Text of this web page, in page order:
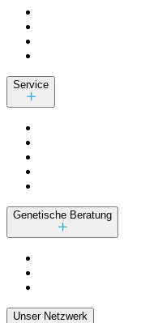
Service
Genetische Beratung
Unser Netzwerk